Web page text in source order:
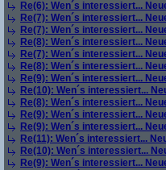
Re(6): Wen´s interessiert...
Re(7): Wen´s interessiert...
Re(7): Wen´s interessiert...
Re(8): Wen´s interessiert...
Re(7): Wen´s interessiert...
Re(8): Wen´s interessiert...
Re(9): Wen´s interessiert...
Re(10): Wen´s interessiert...
Re(8): Wen´s interessiert...
Re(9): Wen´s interessiert...
Re(9): Wen´s interessiert...
Re(11): Wen´s interessiert...
Re(10): Wen´s interessiert...
Re(9): Wen´s interessiert...